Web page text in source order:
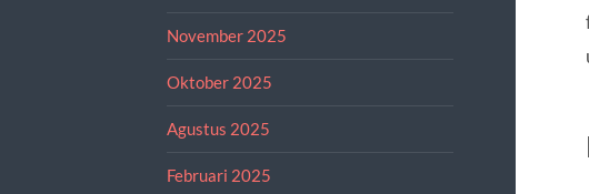
November 2025
Oktober 2025
Agustus 2025
Februari 2025